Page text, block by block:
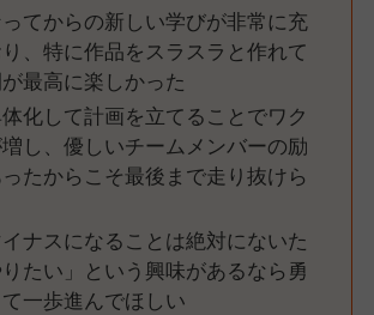
てからの新しい学びが非常に充
、特に作品をスラスラと作れて
最高に楽しかった
体化して計画を立てることでワク
し、優しいチームメンバーの励
たからこそ最後まで走り抜けら
ナスになることは絶対にないた
たい」という興味があるなら勇
一歩進んでほしい